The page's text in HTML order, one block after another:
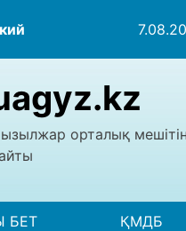
орталық
БЕТ ҚМДБ